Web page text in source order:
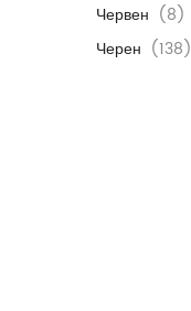
Червен (8)
Черен (138)